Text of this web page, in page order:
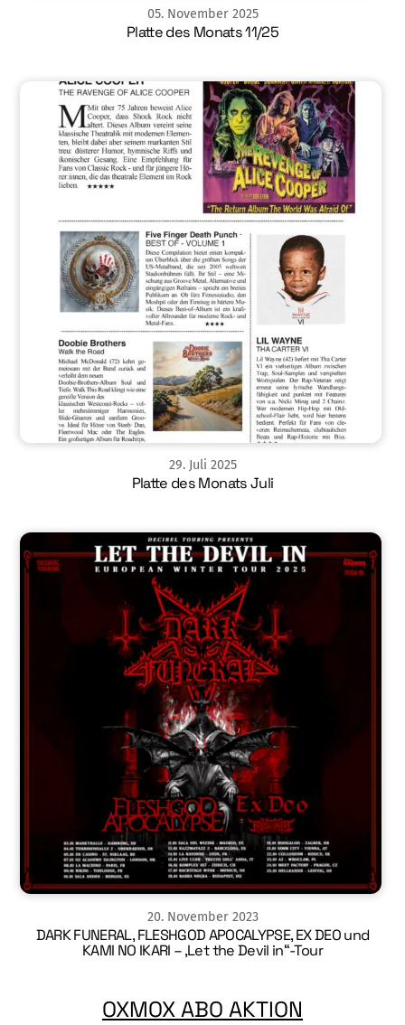
05. November 2025
Platte des Monats 11/25
29. Juli 2025
Platte des Monats Juli
20. November 2023
DARK FUNERAL, FLESHGOD APOCALYPSE, EX DEO und
KAMI NO IKARI – ‚Let the Devil in“-Tour
OXMOX ABO AKTION